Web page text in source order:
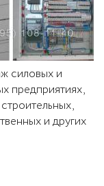
силовых и
предприятиях,
и других